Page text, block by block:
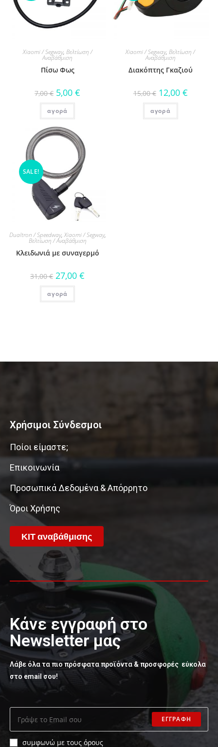
Xiaomi / Segway, Βελτίωση /
Αναβάθμιση
Πίσω Φως
7,00€ 5,00€
αγορά
Xiaomi / Segway,Βελτίωση /
Αναβάθμιση
Διακόπτης Γκαζιού
15,00€ 12,00 €
αγορά
SALE!
Dualtron / Speedway,Xiaomi / Segway,
Βελτίωση / Αναβάθμιση
Κλειδωνιά με συναγερμό
31,00€ 27,00€
αγορά
Χρήσιμοι Σύνδεσμοι
Ποίοι είμαστε;
Επικοινωνία
Προσωπικά Δεδομένα & Απόρρητο
Όροι Χρήσης
ΚΙΤ αναβάθμισης
Κάνε εγγραφή στο
Newsletter μας
Λάβε όλα τα πιο πρόσφατα προϊόντα & προσφορές εύκολα
στο email σου!
ΕΓΓΡΑΦΗ
συμφωνώ με τους όρους